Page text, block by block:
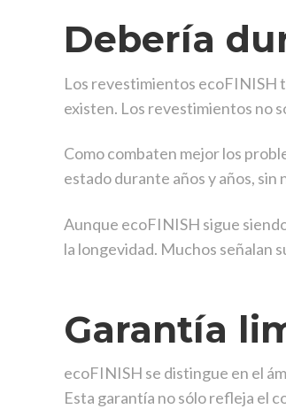
Debería
Los revestimientos ecoFINISH
existen. Los revestimientos no
Como combaten mejor los
estado durante años y años,
Aunque ecoFINISH sigue
la longevidad. Muchos señalan
Garantía
ecoFINISH se distingue en el
Esta garantía no sólo refleja el